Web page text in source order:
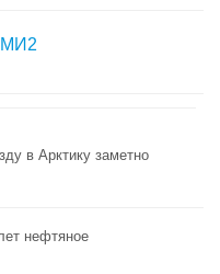
в Арктику заметно
нефтяное